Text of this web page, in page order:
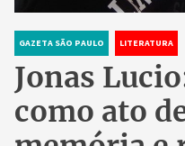
GAZETA SÃO PAULO LITERATURA
Jonas
como ato